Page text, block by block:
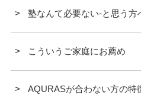
塾なんて必要ない-と思う方
こういうご家庭にお薦め
AQURASが合わない方の特